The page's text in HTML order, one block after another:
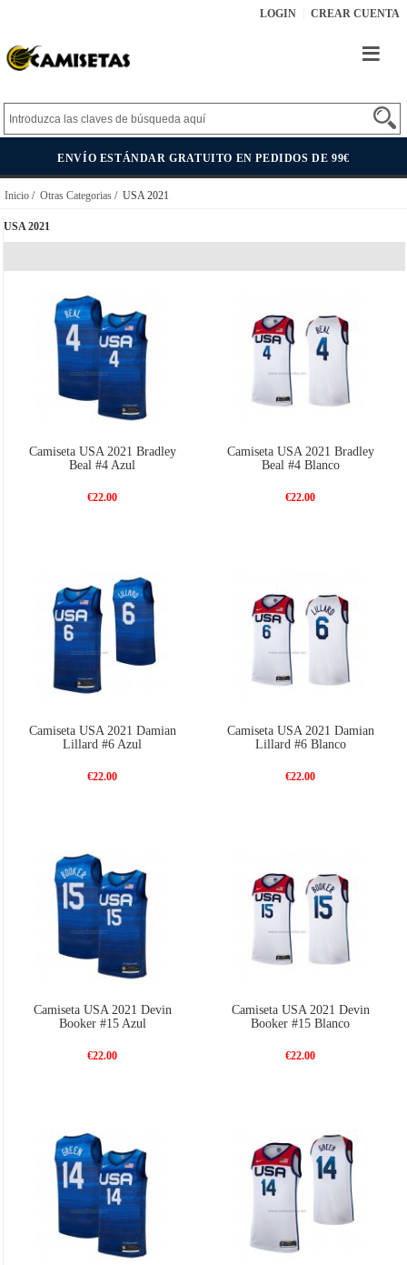
LOGIN CREAR CUENTA
ENVÍO ESTÁNDAR GRATUITO EN PEDIDOS DE 99€
Inicio / Otras Categorias / USA 2021
USA 2021
Camiseta USA 2021 Bradley
Beal #4 Azul
€22.00
Camiseta USA 2021 Bradley
Beal #4 Blanco
€22.00
Camiseta USA 2021 Damian
Lillard #6 Azul
€22.00
Camiseta USA 2021 Damian
Lillard #6 Blanco
€22.00
Camiseta USA 2021 Devin
Booker #15 Azul
€22.00
Camiseta USA 2021 Devin
Booker #15 Blanco
€22.00